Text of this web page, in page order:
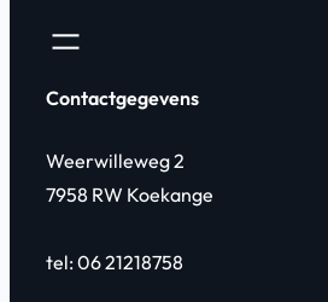
Contactgegevens
Weerwilleweg 2
7958 RW Koekange
tel: 06 21218758